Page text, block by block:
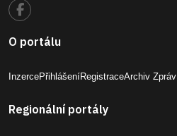
O portálu
InzercePřihlášeníRegistraceArchiv Zpráv
Regionální portály